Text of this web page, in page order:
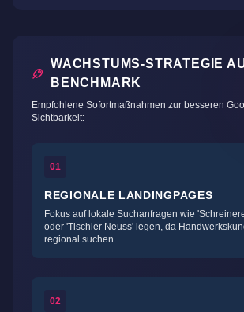
WACHSTUMS-STRATEGIE
BENCHMARK
Empfohlene Sofortmaßnahmen zur besseren
Sichtbarkeit:
01
REGIONALE LANDINGPAGES
Fokus auf lokale Suchanfragen wie
oder 'Tischler Neuss' legen, da
regional suchen.
02